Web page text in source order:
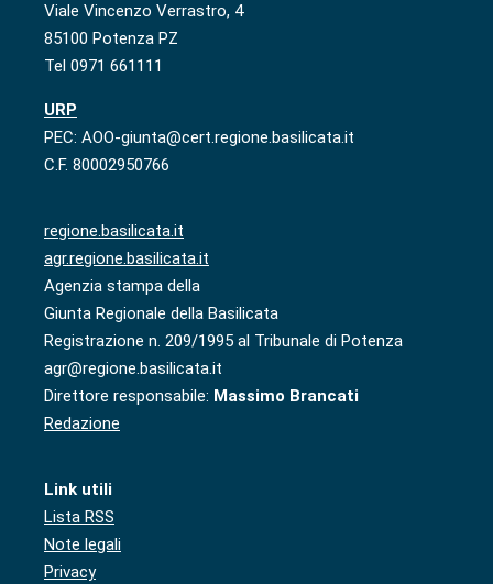
Viale Vincenzo Verrastro, 4
85100 Potenza PZ
Tel 0971 661111
URP
PEC: AOO-giunta@cert.regione.basilicata.it
C.F. 80002950766
regione.basilicata.it
agr.regione.basilicata.it
Agenzia stampa della
Giunta Regionale della Basilicata
Registrazione n. 209/1995 al Tribunale di Potenza
agr@regione.basilicata.it
Direttore responsabile: Massimo Brancati
Redazione
Link utili
Lista RSS
Note legali
Privacy